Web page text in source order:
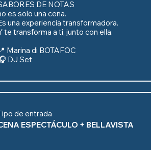
DE NOTAS
es solo una cena.
una experiencia transformadora.
te transforma a ti, junto con ella.
Marina di BOTAFOC
DJ Set
de entrada
ESPECTÁCULO + BELLAVISTA